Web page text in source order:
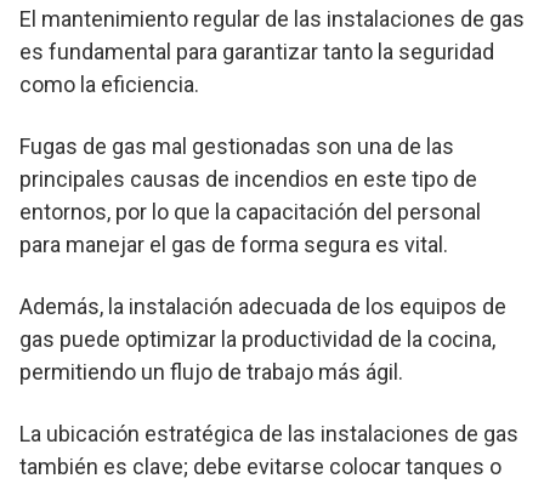
El mantenimiento regular de las instalaciones de gas
es fundamental para garantizar tanto la seguridad
como la eficiencia.
Fugas de gas mal gestionadas son una de las
principales causas de incendios en este tipo de
entornos, por lo que la capacitación del personal
para manejar el gas de forma segura es vital.
Además, la instalación adecuada de los equipos de
gas puede optimizar la productividad de la cocina,
permitiendo un flujo de trabajo más ágil.
La ubicación estratégica de las instalaciones de gas
también es clave; debe evitarse colocar tanques o